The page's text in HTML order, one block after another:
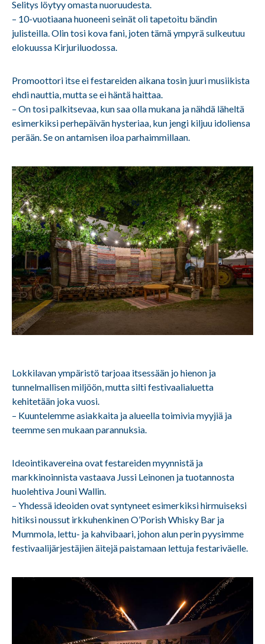
Selitys löytyy omasta nuoruudesta.
– 10-vuotiaana huoneeni seinät oli tapetoitu bändin
julisteilla. Olin tosi kova fani, joten tämä ympyrä sulkeutuu
elokuussa Kirjuriluodossa.
Promoottori itse ei festareiden aikana tosin juuri musiikista
ehdi nauttia, mutta se ei häntä haittaa.
– On tosi palkitsevaa, kun saa olla mukana ja nähdä läheltä
esimerkiksi perhepäivän hysteriaa, kun jengi kiljuu idoliensa
perään. Se on antamisen iloa parhaimmillaan.
Lokkilavan ympäristö tarjoaa itsessään jo hienon ja
tunnelmallisen miljöön, mutta silti festivaalialuetta
kehitetään joka vuosi.
– Kuuntelemme asiakkaita ja alueella toimivia myyjiä ja
teemme sen mukaan parannuksia.
Ideointikavereina ovat festareiden myynnistä ja
markkinoinnista vastaava Jussi Leinonen ja tuotannosta
huolehtiva Jouni Wallin.
– Yhdessä ideoiden ovat syntyneet esimerkiksi hirmuiseksi
hitiksi noussut irkkuhenkinen O’Porish Whisky Bar ja
Mummola, lettu- ja kahvibaari, johon alun perin pyysimme
festivaalijärjestäjien äitejä paistamaan lettuja festariväelle.